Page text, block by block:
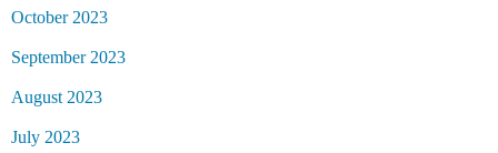
October 2023
September 2023
August 2023
July 2023